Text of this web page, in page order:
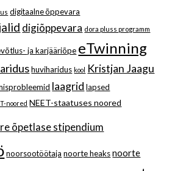
digitaalne õppevara
digiõppevara dora pluss programm
ja karjääriõpe eTwinning
huviharidus kool Kristjan Jaagu
laagrid lapsed
noored NEET-staatuses noored
õpetlase stipendium
noorsootöötaja noorte heaks noorte